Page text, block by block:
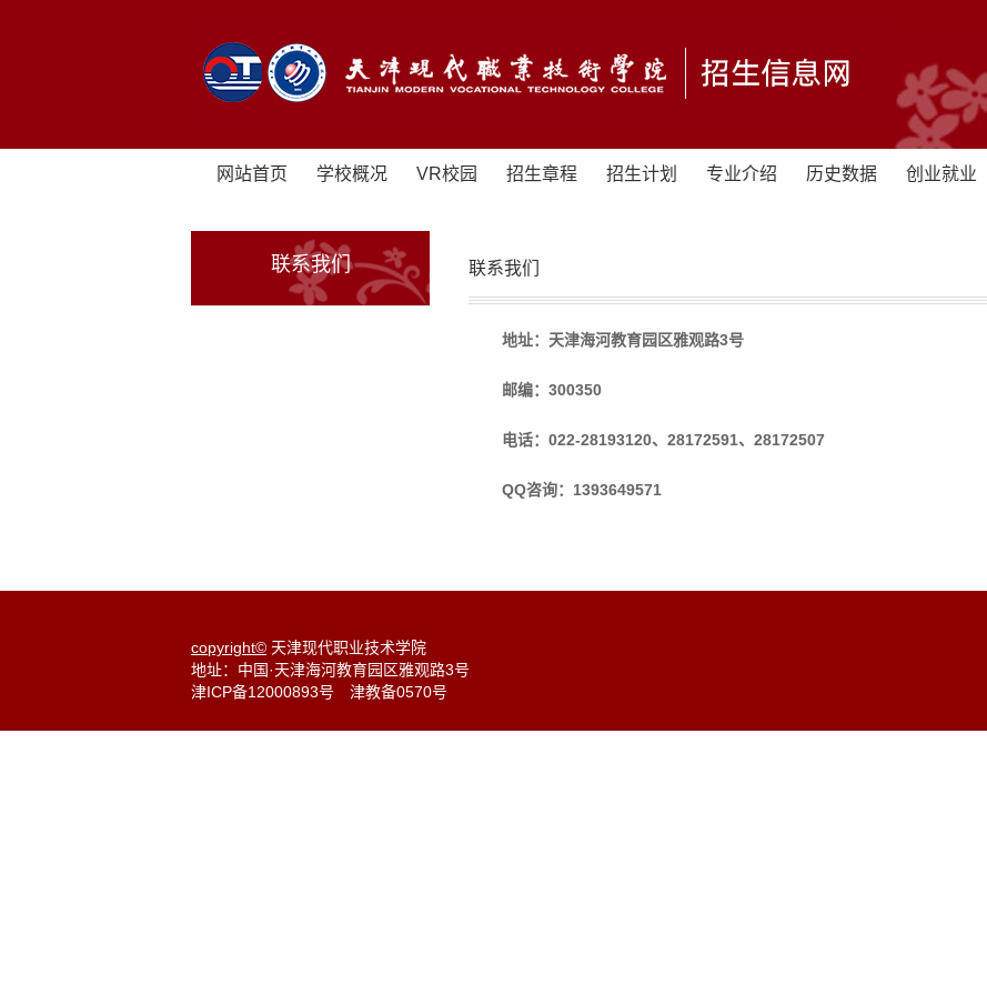
网站首页 学校概况 VR校园 招生章程 招生计划 专业介绍 历史数据 创业就业
联系我们 联系我们
地址：天津海河教育园区雅观路3号
邮编：300350
电话：022-28193120、28172591、28172507
QQ咨询： 1393649571
copyright© 天津现代职业技术学院
地址：中国·天津海河教育园区雅观路3号
津ICP备12000893号 津教备0570号